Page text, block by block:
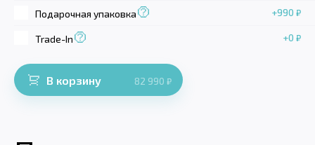
Подарочная упаковка +990 ₽
Trade-In +0 ₽
В корзину 82 990 ₽